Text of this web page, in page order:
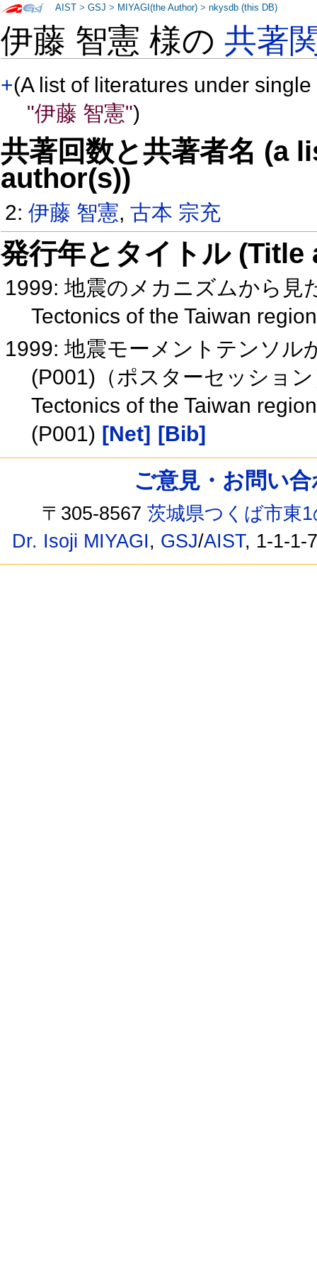
伊藤 智憲 様の共著
+(A list of literatures under
"伊藤 智憲")
共著回数と共著者名 (a
author(s))
2:伊藤 智憲,古本 宗充
発行年とタイトル
1999: 地震のメカニズムから
Tectonics of the Taiwan
1999: 地震モーメントテンソル
(P001)（ポスターセッショ
Tectonics of the Taiwan
(P001) [Net] [Bib]
AIST >GSJ > MIYAGI(the Author) >nkysdb (this DB)
ご意見・お問い
〒305-8567茨城県つくば市東
Dr. Isoji MIYAGI, GSJ/AIST, 1-1-1-